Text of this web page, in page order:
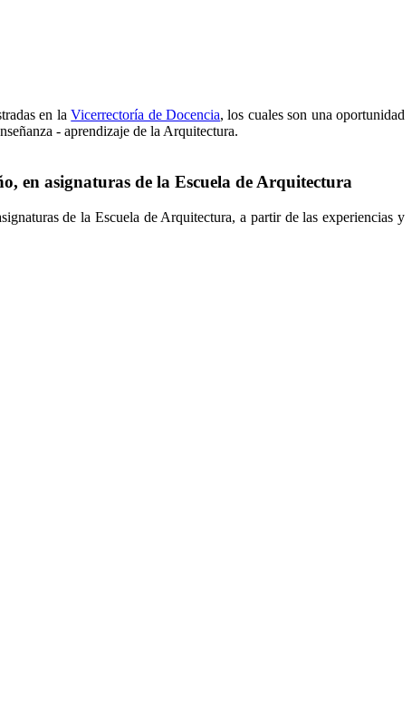
en laVicerrectoría de Docencia, los cuales son una oportunidad
- aprendizaje de la Arquitectura.
en asignaturas de la Escuela de Arquitectura
de la Escuela de Arquitectura, a partir de las experiencias y